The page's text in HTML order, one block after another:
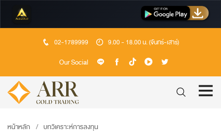
02-1789999 9.00 - 18.00 น. (จันทร์-เสาร์)
Our Social
หน้าหลัก บทวิเคราะห์การลงทุน